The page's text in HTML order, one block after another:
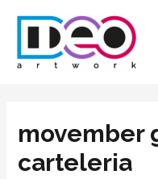
movember
carteleria